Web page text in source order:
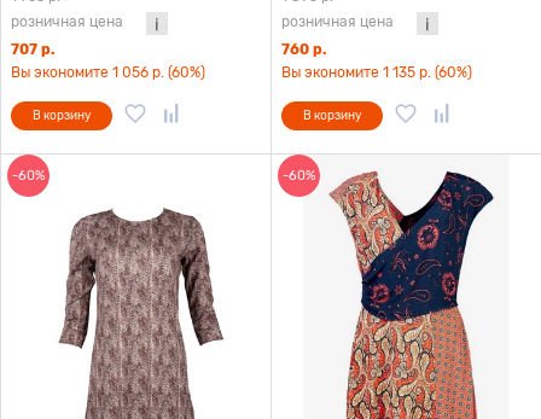
розничная цена
707 р.
Вы экономите 1 056 р. (60%)
В корзину
розничная цена
760 р.
Вы экономите 1 135 р. (60%)
В корзину
-60% -60%